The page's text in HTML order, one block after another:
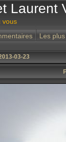
Laurent
vous
Les
03-23